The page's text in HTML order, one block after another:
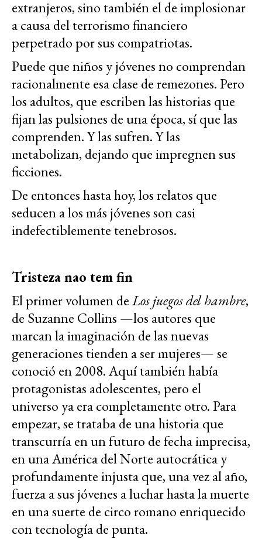
extranjeros, sino también el de implosionar
a causa del terrorismo financiero
perpetrado por sus compatriotas.
Puede que niños y jóvenes no comprendan
racionalmente esa clase de remezones. Pero
los adultos, que escriben las historias que
fijan las pulsiones de una época, sí que las
comprenden. Y las sufren. Y las
metabolizan, dejando que impregnen sus
ficciones.
De entonces hasta hoy, los relatos que
seducen a los más jóvenes son casi
indefectiblemente tenebrosos.
Tristeza nao tem fin
El primer volumen deLos juegos del hambre,
de Suzanne Collins —los autores que
marcan la imaginación de las nuevas
generaciones tienden a ser mujeres— se
conoció en 2008. Aquí también había
protagonistas adolescentes, pero el
universo ya era completamente otro. Para
empezar, se trataba de una historia que
transcurría en un futuro de fecha imprecisa,
en una América del Norte autocrática y
profundamente injusta que, una vez al año,
fuerza a sus jóvenes a luchar hasta la muerte
en una suerte de circo romano enriquecido
con tecnología de punta.